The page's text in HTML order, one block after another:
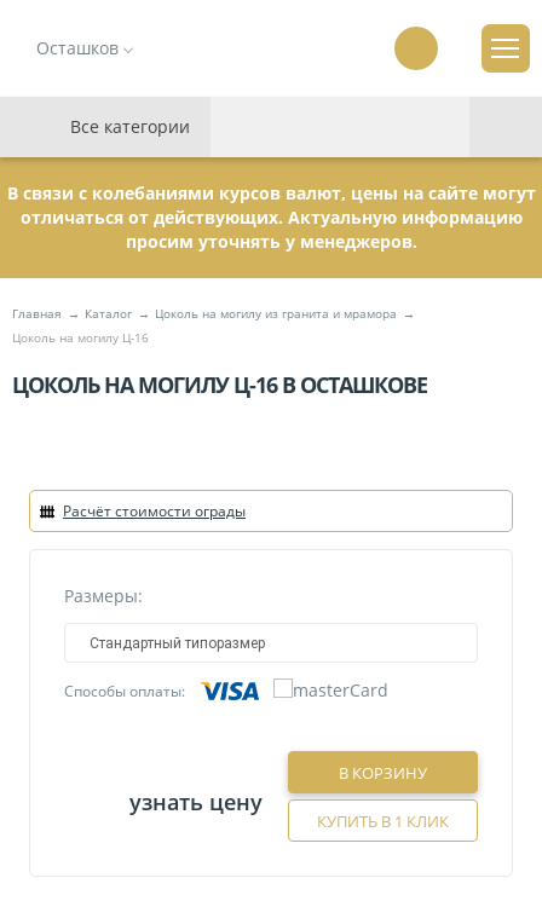
Осташков
Все категории
В связи с колебаниями курсов валют, цены на сайте могут
отличаться от действующих. Актуальную информацию
просим уточнять у менеджеров.
Главная Каталог
Цоколь на могилу из гранита и мрамора
Цоколь на могилу Ц-16
ЦОКОЛЬ НА МОГИЛУ Ц-16 В ОСТАШКОВЕ
Расчёт стоимости ограды
Размеры:
Стандартный типоразмер
Способы оплаты:
узнать цену
В КОРЗИНУ
КУПИТЬ В 1 КЛИК